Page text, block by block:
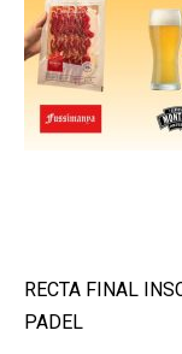
RECTA FINAL
PADEL